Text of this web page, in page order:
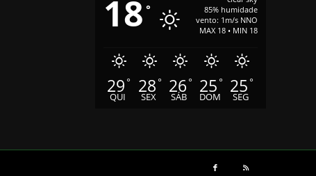
18 °
85% humidade
vento: 1m/s NNO
MAX 18 • MIN 18
29 °
QUI
28 °
SEX
26 °
SÁB
25 °
DOM
25 °
SEG